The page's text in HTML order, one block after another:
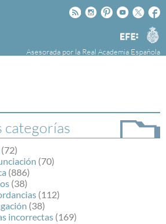
Twitter
Youtube
Pinteres
Instagram
Rss
Asesorada por la Real Academia Española
Efe y la Real Academia Española,
es colaborar con el buen uso del
en los medios de comunicación y en
categorías
(72)
(70)
(886)
(38)
(112)
(38)
incorrectas (169)